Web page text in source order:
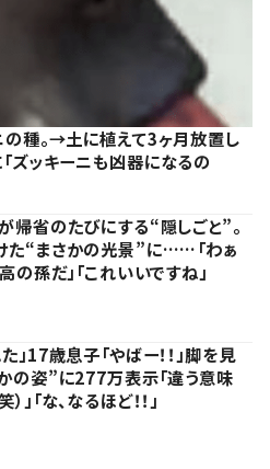
の種。→土に植えて3ヶ月放置し
ズッキーニも凶器になるの
帰省のたびにする“隠しごと”。
た“まさかの光景”に……「わぁ
高の孫だ」「これいいですね」
」17歳息子「やばー！！」脚を見
の姿”に277万表示「違う意味
」「な、なるほど！！」